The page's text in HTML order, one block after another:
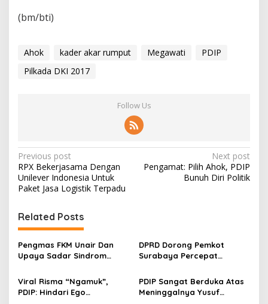
(bm/bti)
Ahok kader akar rumput Megawati
PDIP
Pilkada DKI 2017
Follow Us
P
o
s
t
n
a
v
i
g
Previous post
RPX Bekerjasama Dengan
Unilever Indonesia Untuk
Paket Jasa Logistik Terpadu
Next post
Pengamat: Pilih Ahok, PDIP
Bunuh Diri Politik
Related Posts
Pengmas FKM Unair Dan
Upaya Sadar Sindrom
DPRD Dorong Pemkot
Surabaya Percepat
Terutama Sektor UMKM
Viral Risma “Ngamuk”,
PDIP: Hindari Ego
PDIP Sangat Berduka Atas
Meninggalnya Yusuf